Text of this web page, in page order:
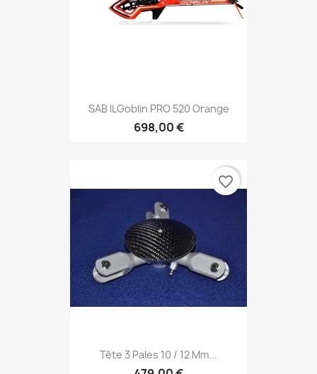
SAB ILGoblin PRO 520 Orange
698,00 €
Tête 3 Pales 10 / 12 Mm...
favorite_border